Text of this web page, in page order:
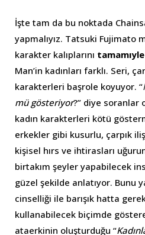
İşte tam da bu noktada
yapmalıyız. Tatsuki Fujimato
karakter kalıplarını
Man’in kadınları farklı. Seri,
karakterleri başrole koyuyor. “
mü gösteriyor?” diye soranlar
kadın karakterleri kötü
erkekler gibi kusurlu, çarpık
kişisel hırs ve ihtirasları
birtakım şeyler yapabilecek
güzel şekilde anlatıyor. Bunu
cinselliği ile barışık hatta
kullanabilecek biçimde
ataerkinin oluşturduğu “